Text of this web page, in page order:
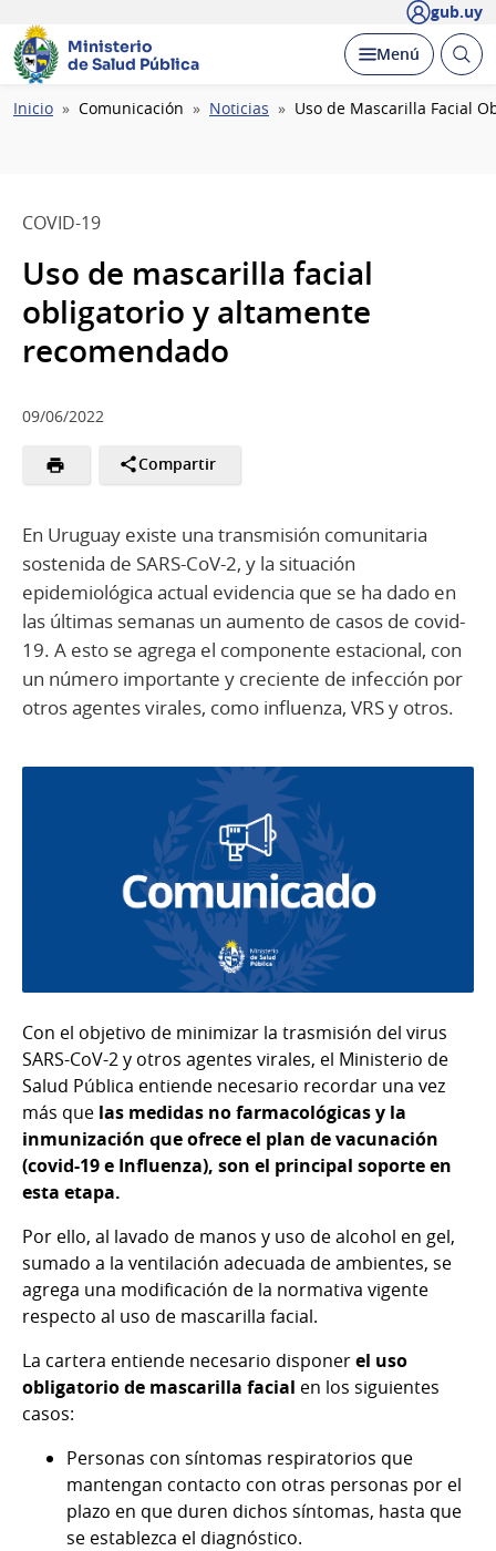
gub.uy
Ministerio
de Salud Pública
Desplegar
Menú Abrir
Ruta
Inicio Comunicación Noticias Uso de Mascarilla Facial
COVID-19
Uso de mascarilla facial
obligatorio y altamente
recomendado
09/06/2022
Compartir
En Uruguay existe una transmisión comunitaria
sostenida de SARS-CoV-2, y la situación
epidemiológica actual evidencia que se ha dado en
las últimas semanas un aumento de casos de covid-
19. A esto se agrega el componente estacional, con
un número importante y creciente de infección por
otros agentes virales, como influenza, VRS y otros.
Con el objetivo de minimizar la trasmisión del virus
SARS-CoV-2 y otros agentes virales, el Ministerio de
Salud Pública entiende necesario recordar una vez
más que las medidas no farmacológicas y la
inmunización que ofrece el plan de vacunación
(covid-19 e Influenza), son el principal soporte en
esta etapa.
Por ello, al lavado de manos y uso de alcohol en gel,
sumado a la ventilación adecuada de ambientes, se
agrega una modificación de la normativa vigente
respecto al uso de mascarilla facial.
La cartera entiende necesario disponerel uso
obligatorio de mascarilla facial en los siguientes
casos:
Personas con síntomas respiratorios que
mantengan contacto con otras personas por el
plazo en que duren dichos síntomas, hasta que
se establezca el diagnóstico.